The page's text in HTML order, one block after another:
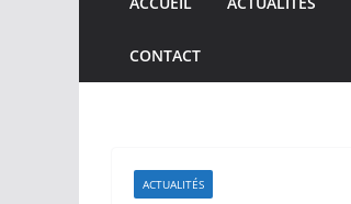
CONTACT
ACTUALITÉS